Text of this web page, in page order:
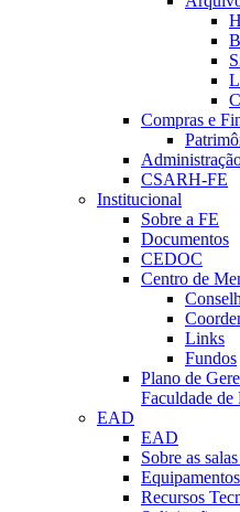
Compras e
CSARH-FE
Institucional
Sobre a FE
Documentos
CEDOC
Centro de
Links
Fundos
Plano de
Faculdade de
EAD
EAD
Sobre as
Equipamentos
Recursos